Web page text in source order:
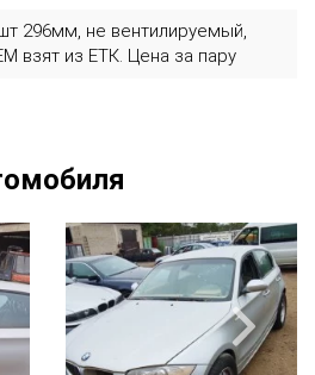
296мм, не вентилируемый,
взят из ЕТК. Цена за пару